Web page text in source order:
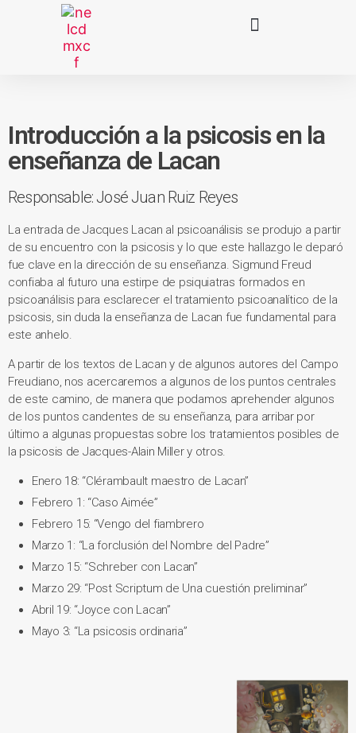
Introducción a la psicosis en la
enseñanza de Lacan
Responsable: José Juan Ruiz Reyes
La entrada de Jacques Lacan al psicoanálisis se produjo a partir
de su encuentro con la psicosis y lo que este hallazgo le deparó
fue clave en la dirección de su enseñanza. Sigmund Freud
confiaba al futuro una estirpe de psiquiatras formados en
psicoanálisis para esclarecer el tratamiento psicoanalítico de la
psicosis, sin duda la enseñanza de Lacan fue fundamental para
este anhelo.
A partir de los textos de Lacan y de algunos autores del Campo
Freudiano, nos acercaremos a algunos de los puntos centrales
de este camino, de manera que podamos aprehender algunos
de los puntos candentes de su enseñanza, para arribar por
último a algunas propuestas sobre los tratamientos posibles de
la psicosis de Jacques-Alain Miller y otros.
Enero 18: “Clérambault maestro de Lacan”
Febrero 1: “Caso Aimée”
Febrero 15: “Vengo del fiambrero
Marzo 1: “La forclusión del Nombre del Padre”
Marzo 15: “Schreber con Lacan”
Marzo 29: “Post Scriptum de Una cuestión preliminar”
Abril 19: “Joyce con Lacan”
Mayo 3: “La psicosis ordinaria”